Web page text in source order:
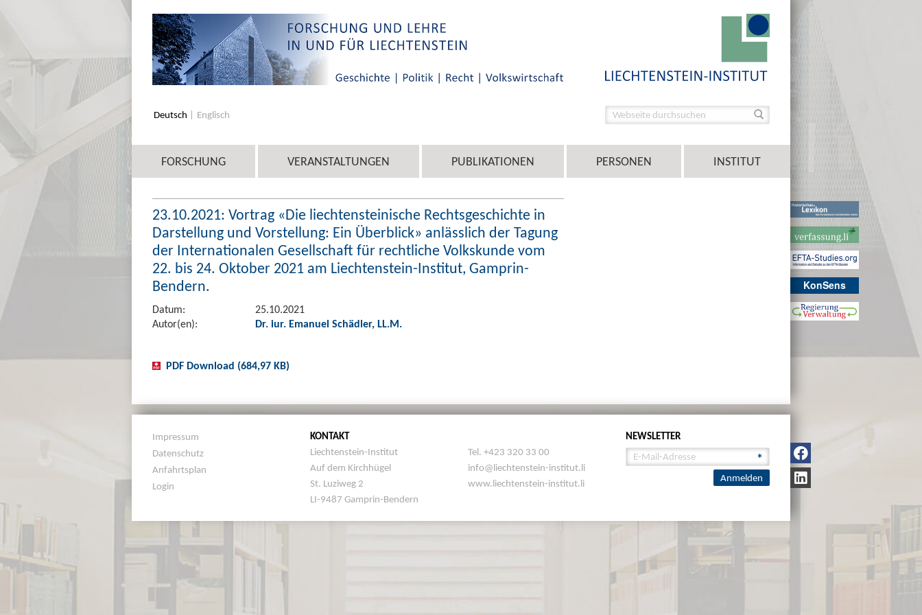
KonSens
Deutsch Englisch
FORSCHUNG VERANSTALTUNGEN PUBLIKATIONEN PERSONEN INSTITUT
23.10.2021: Vortrag «Die liechtensteinische Rechtsgeschichte in
Darstellung und Vorstellung: Ein Überblick» anlässlich der Tagung
der Internationalen Gesellschaft für rechtliche Volkskunde vom
22. bis 24. Oktober 2021 am Liechtenstein-Institut, Gamprin-
Bendern.
Datum:
25.10.2021
Autor(en):
Dr. iur. Emanuel Schädler, LL.M.
PDF Download (684,97 KB)
Impressum
Datenschutz
Anfahrtsplan
Login
KONTAKT
Liechtenstein-Institut
Auf dem Kirchhügel
St. Luziweg 2
LI-9487 Gamprin-Bendern
Tel. +423 320 33 00
info@liechtenstein-institut.li
www.liechtenstein-institut.li
NEWSLETTER